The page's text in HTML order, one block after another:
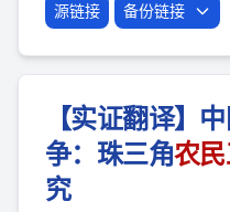
源链接 备份链接
【实证翻译】
争：珠三角农民
究